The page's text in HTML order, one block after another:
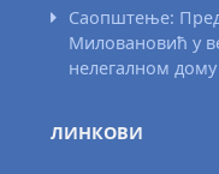
Саопштење:
Миловановић у
нелегалном дому
ЛИНКОВИ